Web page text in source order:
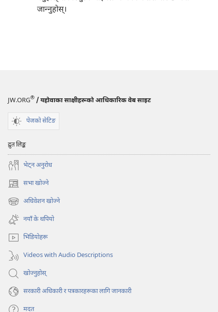
जान्‍नुहोस्‌।
JW.ORG® / यहोवाका साक्षीहरूको आधिकारिक वेब साइट
पेजको सेटिङ
द्रुत लिङ्क
भेट्‌न अनुरोध
सभा खोज्ने
(ब्राउजरको
अर्को
ट्याबमा
नयाँ
पृष्ठ
खुल्नेछ)
अधिवेशन खोज्ने
(ब्राउजरको
अर्को
ट्याबमा
नयाँ
पृष्ठ
खुल्नेछ)
नयाँ के थपियो
भिडियोहरू
Videos with Audio Descriptions
खोज्नुहोस्‌
सरकारी अधिकारी र पत्रकारहरूका लागि जानकारी
मदत